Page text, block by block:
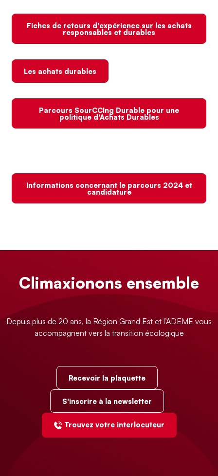
Fiches de retours d'expérience sur les achats
responsables et durables
Les achats durables
Parcours SourCCIng Durable pour une
politique d'Achats Durables
Informations concernant le parcours 2024 et
candidature
Climaxionons ensemble
Depuis plus de 20 ans, la Région Grand Est et l’ADEME vous
accompagnent vers la transition écologique
Recevoir la plaquette
S'inscrire à la newsletter
Trouvez votre interlocuteur